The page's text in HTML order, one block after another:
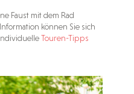
Faust mit dem Rad
können Sie sich
Touren-Tipps